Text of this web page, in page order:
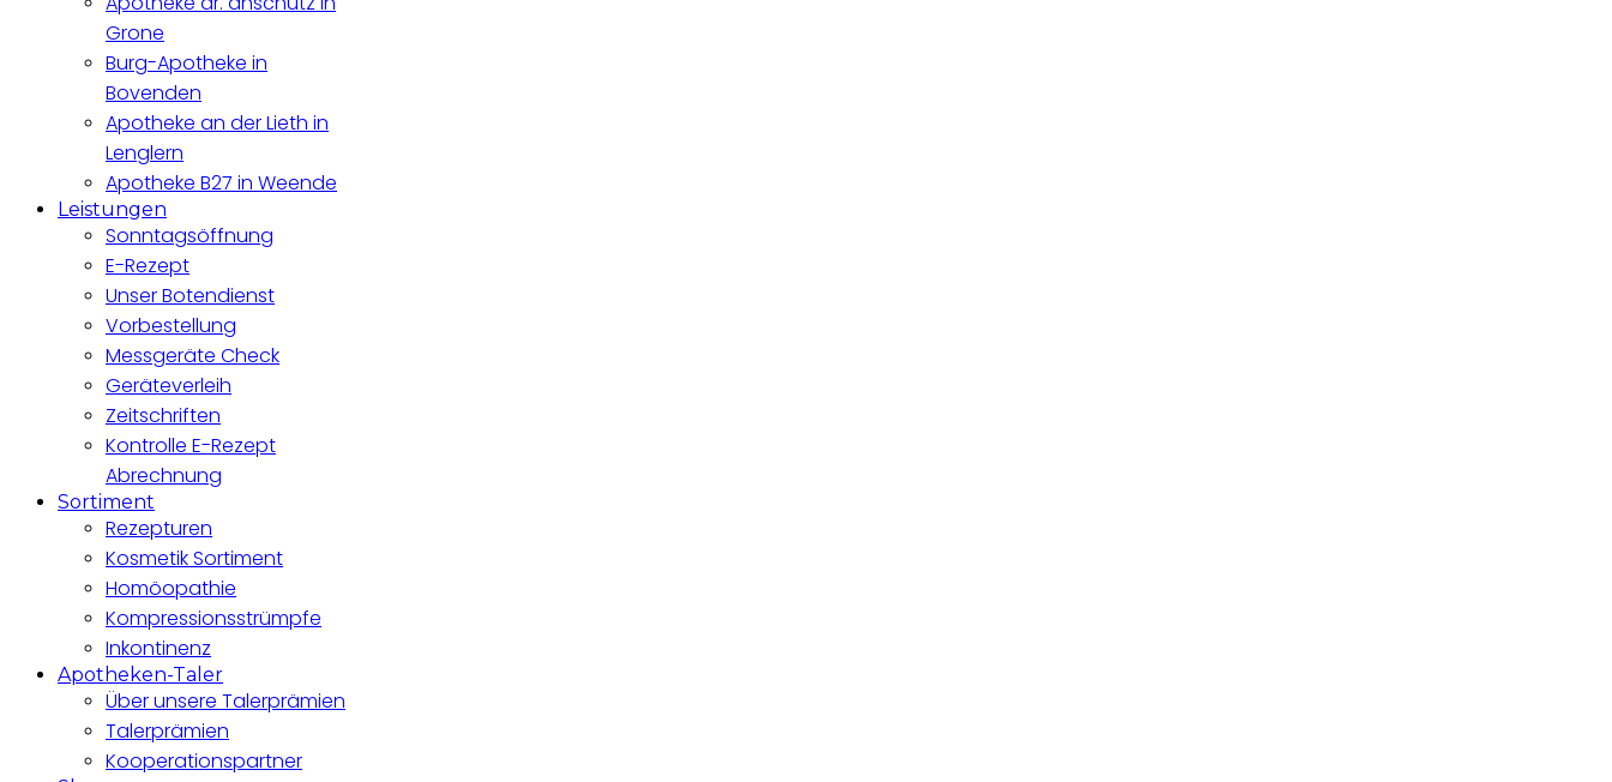
Grone
Burg-Apotheke in
Bovenden
Apotheke an der Lieth in
Lenglern
Apotheke B27 in Weende
Leistungen
Sonntagsöffnung
E-Rezept
Unser Botendienst
Vorbestellung
Messgeräte Check
Geräteverleih
Zeitschriften
Kontrolle E-Rezept
Abrechnung
Sortiment
Rezepturen
Kosmetik Sortiment
Homöopathie
Kompressionsstrümpfe
Inkontinenz
Apotheken-Taler
Über unsere Talerprämien
Talerprämien
Kooperationspartner